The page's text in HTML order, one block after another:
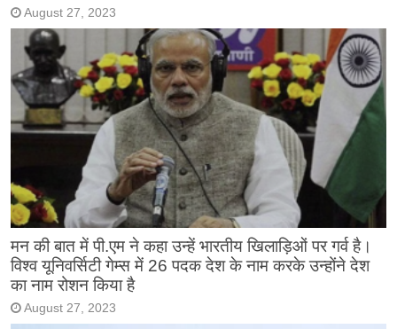
August 27, 2023
मन की बात में पी.एम ने कहा उन्हें भारतीय खिलाड़िओं पर गर्व है।
विश्व यूनिवर्सिटी गेम्स में 26 पदक देश के नाम करके उन्होंने देश
का नाम रोशन किया है
August 27, 2023